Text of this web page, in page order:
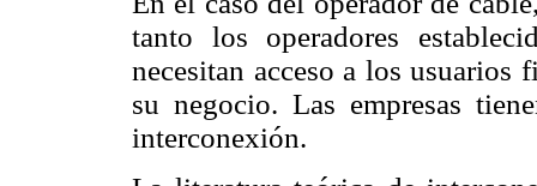
tanto los operadores
necesitan acceso a los usuarios
su negocio. Las empresas
interconexión.